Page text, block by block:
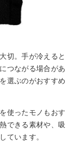
切。手が冷えると
つながる場合があ
選ぶのがおすすめ
使ったモノもおす
できる素材や、吸
ています。